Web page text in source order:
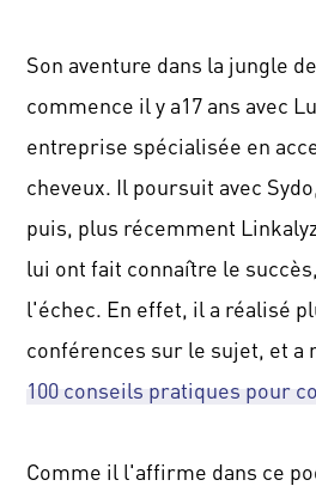
Son aventure dans la jungle
commence il y a17 ans avec
entreprise spécialisée en
cheveux. Il poursuit avec Sydo,
puis, plus récemment
lui ont fait connaître le
l'échec. En effet, il a réalisé
conférences sur le sujet, et a
100 conseils pratiques pour
Comme il l'affirme dans ce